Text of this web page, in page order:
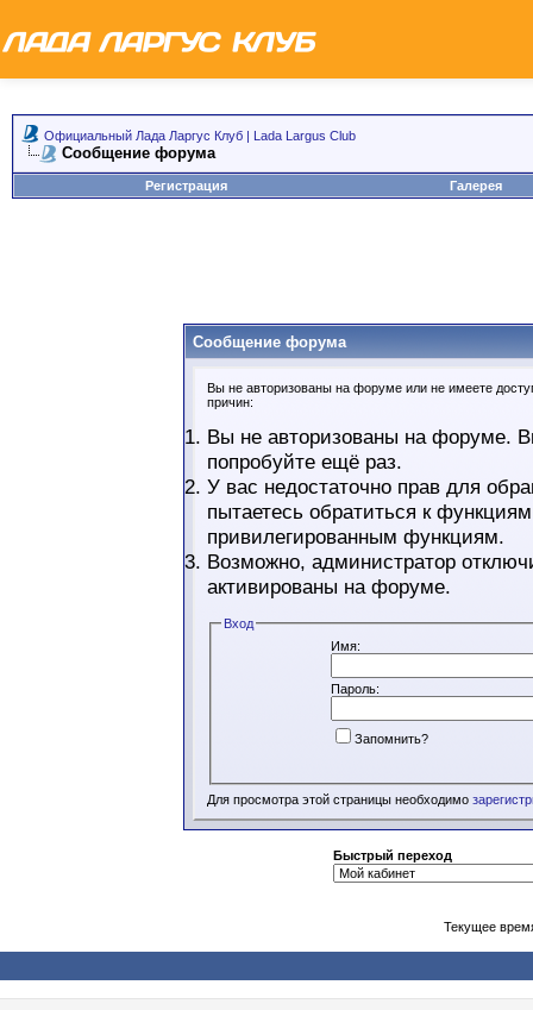
Официальный Лада Ларгус Клуб | Lada Largus Club
Сообщение форума
Регистрация Галерея
Сообщение форума
Вы не авторизованы на форуме или не имеете
причин:
Вы не авторизованы на форуме.
попробуйте ещё раз.
У вас недостаточно прав для
пытаетесь обратиться к
привилегированным функциям.
Возможно, администратор
активированы на форуме.
Вход
Имя:
Пароль:
Запомнить?
Для просмотра этой страницы необходимо
Быстрый переход
Текущее